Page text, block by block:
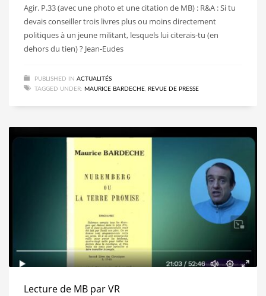
Agir. P.33 (avec une photo et une citation de MB) : R&A : Si tu
devais conseiller trois livres plus ou moins directement
politiques à un jeune militant, lesquels lui citerais-tu (en
dehors du tien) ? Jean-Eudes
PUBLISHED IN ACTUALITÉS
TAGGED UNDER: MAURICE BARDECHE REVUE DE PRESSE
Lecture de MB par VR